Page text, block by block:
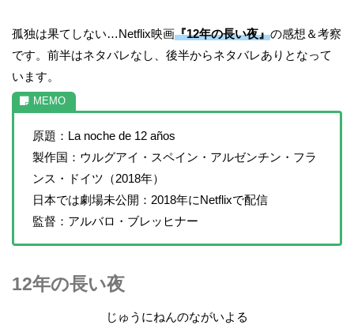
孤独は果てしない…Netflix映画『12年の長い夜』の感想＆考察
です。前半はネタバレなし、後半からネタバレありとなって
います。
原題：La noche de 12 años
製作国：ウルグアイ・スペイン・アルゼンチン・フラ
ンス・ドイツ（2018年）
日本では劇場未公開：2018年にNetflixで配信
監督：アルバロ・ブレッヒナー
12年の長い夜
じゅうにねんのながいよる